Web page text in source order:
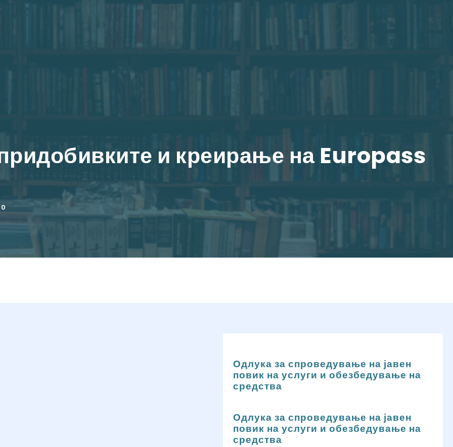
и креирање на Europass
0
Одлука за спроведување на јавен
повик на услуги и обезбедување на
средства
Одлука за спроведување на јавен
повик на услуги и обезбедување на
средства